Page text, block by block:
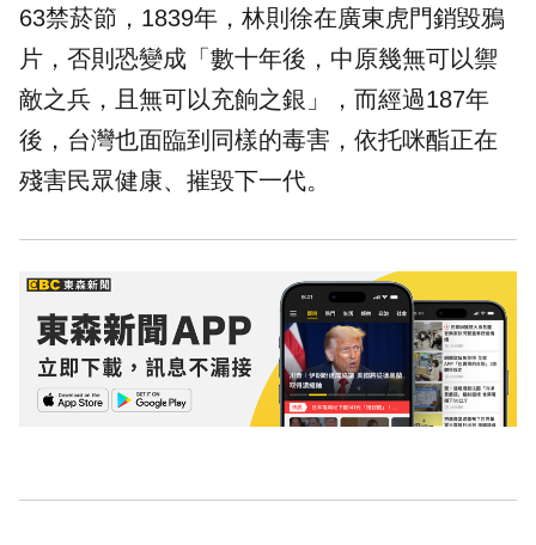
63禁菸節，1839年，林則徐在廣東虎門銷毀鴉
片，否則恐變成「數十年後，中原幾無可以禦
敵之兵，且無可以充餉之銀」，而經過187年
後，台灣也面臨到同樣的毒害，依托咪酯正在
殘害民眾健康、摧毀下一代。